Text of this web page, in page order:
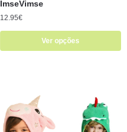
ImseVimse
12.95€
Ver opções